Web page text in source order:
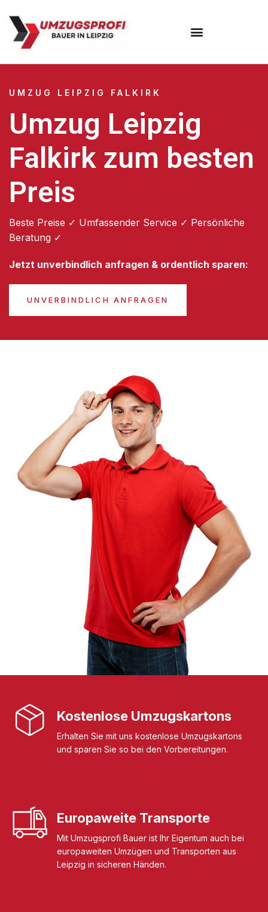
UMZUG LEIPZIG FALKIRK
Umzug Leipzig
Falkirk zum besten
Preis
Beste Preise ✓ Umfassender Service ✓ Persönliche
Beratung ✓
Jetzt unverbindlich anfragen & ordentlich sparen:
UNVERBINDLICH ANFRAGEN
Kostenlose Umzugskartons
Erhalten Sie mit uns kostenlose Umzugskartons
und sparen Sie so bei den Vorbereitungen.
Europaweite Transporte
Mit Umzugsprofi Bauer ist Ihr Eigentum auch bei
europaweiten Umzügen und Transporten aus
Leipzig in sicheren Händen.